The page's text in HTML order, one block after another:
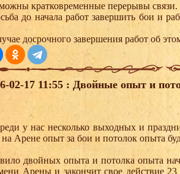
кратковременные перерывы связи.
до начала работ завершить бои и
досрочного завершения работ об
02-17 11:55 : Двойные опыт и
у нас несколько выходных и
Арене опыт за бои и потолок опыта
двойных опыта и потолка опыта
Арены и закончит свое действие